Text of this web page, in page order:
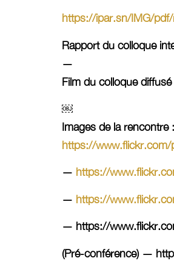
https://ipar.sn/IMG/
Rapport du colloque
—
Film du colloque
￼
Images de la rencontre :
https://
— https://
— https://
— https://
(Pré-conférence) —